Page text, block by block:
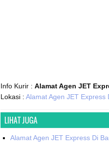
Info Kurir : Alamat Agen JET
Lokasi : Alamat Agen JET Express
LIHAT JUGA
Alamat Agen JET Express Di